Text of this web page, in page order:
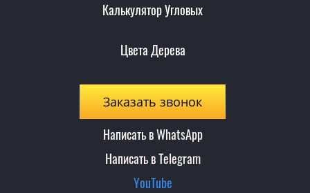
Калькулятор Угловых
Цвета Дерева
Заказать звонок
Написать в WhatsApp
Написать в Telegram
YouTube